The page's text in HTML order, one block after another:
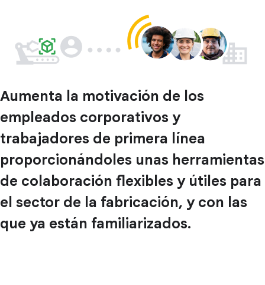
Aumenta la motivación de los
empleados corporativos y
trabajadores de primera línea
proporcionándoles unas herramientas
de colaboración flexibles y útiles para
el sector de la fabricación, y con las
que ya están familiarizados.